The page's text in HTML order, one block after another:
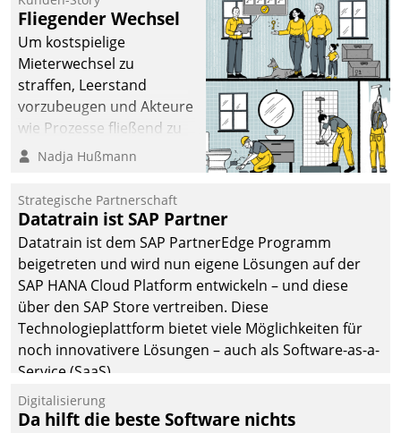
gemeinsam mit der Berliner Datatrain GmbH den
Teilprozess der Objektsanierung digitalisiert.
Fliegender Wechsel
Um kostspielige
Mieterwechsel zu
straffen, Leerstand
vorzubeugen und Akteure
wie Prozesse fließend zu
vernetzen, nutzt die
Jahresbeginn eine
Überblick, Einsicht und
Eingriff bietende Lösung.
Zur Entwicklung setzte
man auf
Cloudtechnologie,
bewährte und Startup-
Partner sowie erstmals
agile Projektmethoden.
Nadja Hußmann
Strategische Partnerschaft
Datatrain ist SAP Partner
Datatrain ist dem SAP PartnerEdge Programm
beigetreten und wird nun eigene Lösungen auf der
SAP HANA Cloud Platform entwickeln – und diese
über den SAP Store vertreiben. Diese
Technologieplattform bietet viele Möglichkeiten für
noch innovativere Lösungen – auch als Software-as-a-
Service (SaaS).
Digitalisierung
Da hilft die beste Software nichts